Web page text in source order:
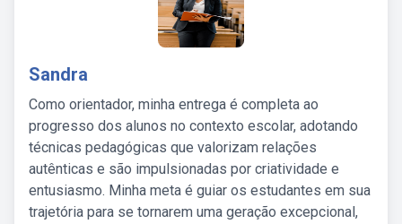
Sandra
Como orientador, minha entrega é completa ao
progresso dos alunos no contexto escolar, adotando
técnicas pedagógicas que valorizam relações
autênticas e são impulsionadas por criatividade e
entusiasmo. Minha meta é guiar os estudantes em sua
trajetória para se tornarem uma geração excepcional,